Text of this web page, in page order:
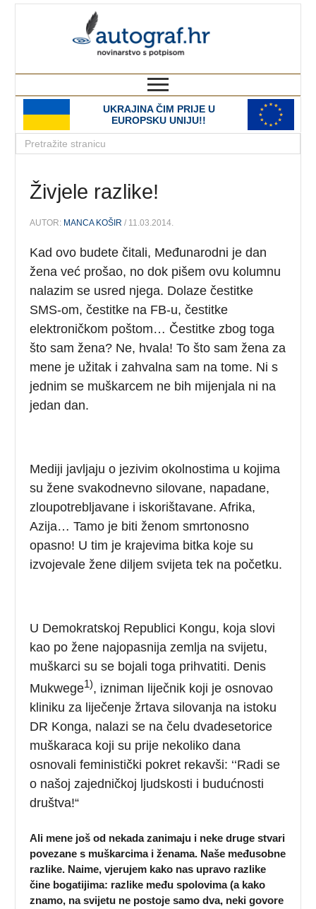
UKRAJINA ČIM PRIJE U
EUROPSKU UNIJU!!
Živjele razlike!
AUTOR: MANCA KOŠIR / 11.03.2014.
Kad ovo budete čitali, Međunarodni je dan
žena već prošao, no dok pišem ovu kolumnu
nalazim se usred njega. Dolaze čestitke
SMS-om, čestitke na FB-u, čestitke
elektroničkom poštom… Čestitke zbog toga
što sam žena? Ne, hvala! To što sam žena za
mene je užitak i zahvalna sam na tome. Ni s
jednim se muškarcem ne bih mijenjala ni na
jedan dan.
Mediji javljaju o jezivim okolnostima u kojima
su žene svakodnevno silovane, napadane,
zloupotrebljavane i iskorištavane. Afrika,
Azija… Tamo je biti ženom smrtonosno
opasno! U tim je krajevima bitka koje su
izvojevale žene diljem svijeta tek na početku.
U Demokratskoj Republici Kongu, koja slovi
kao po žene najopasnija zemlja na svijetu,
muškarci su se bojali toga prihvatiti. Denis
Mukwege1), izniman liječnik koji je osnovao
kliniku za liječenje žrtava silovanja na istoku
DR Konga, nalazi se na čelu dvadesetorice
muškaraca koji su prije nekoliko dana
osnovali feministički pokret rekavši: ‘‘Radi se
o našoj zajedničkoj ljudskosti i budućnosti
društva!“
Ali mene još od nekada zanimaju i neke druge stvari
povezane s muškarcima i ženama. Naše međusobne
razlike. Naime, vjerujem kako nas upravo razlike
čine bogatijima: razlike među spolovima (a kako
znamo, na svijetu ne postoje samo dva, neki govore